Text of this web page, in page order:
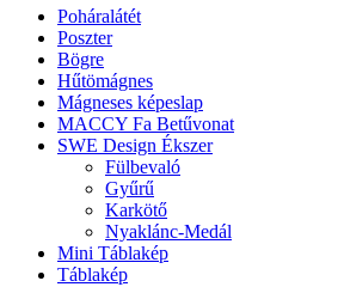
Poháralátét
Poszter
Bögre
Hűtömágnes
Mágneses képeslap
MACCY Fa Betűvonat
SWE Design Ékszer
Fülbevaló
Gyűrű
Karkötő
Nyaklánc-Medál
Mini Táblakép
Táblakép